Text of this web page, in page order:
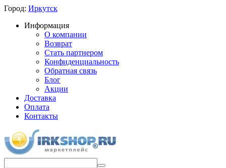
Город: Иркутск
Информация
О компании
Возврат
Стать партнером
Конфиденциальность
Обратная связь
Блог
Акции
Доставка
Оплата
Контакты